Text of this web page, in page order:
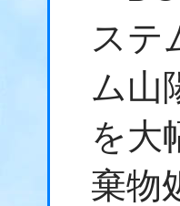
ステ
ム山
を大
棄物